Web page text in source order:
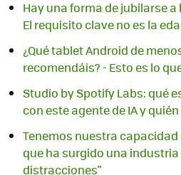
Hay una forma de jubilarse a
El requisito clave no es la
¿Qué tablet Android de
recomendáis? - Esto es lo
Studio by Spotify Labs: qué
con este agente de IA y
Tenemos nuestra
que ha surgido una
distracciones"